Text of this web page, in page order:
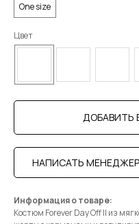
One size
Цвет
ДОБАВИТЬ
НАПИСАТЬ
Информация о товаре:
Костюм Forever Day Off II из